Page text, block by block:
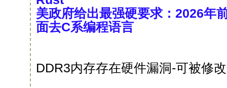
美政府给出最强硬要求：2026年
面去C系编程语言
DDR3内存存在硬件漏洞-可被修